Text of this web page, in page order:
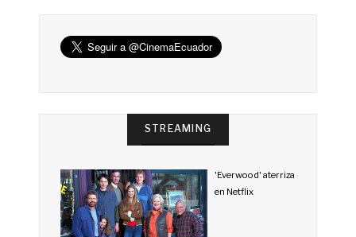
STREAMING
'Everwood' aterriza
en Netflix